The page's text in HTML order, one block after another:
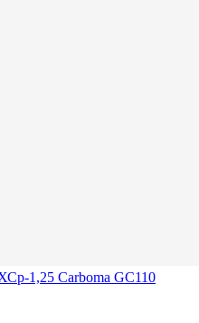
1,25 Carboma GC110